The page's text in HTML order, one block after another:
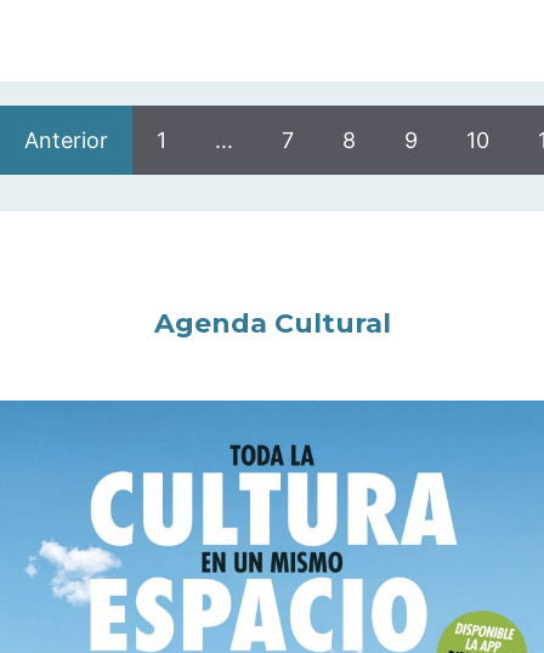
Anterior 1 … 7 8 9 10
Agenda Cultural